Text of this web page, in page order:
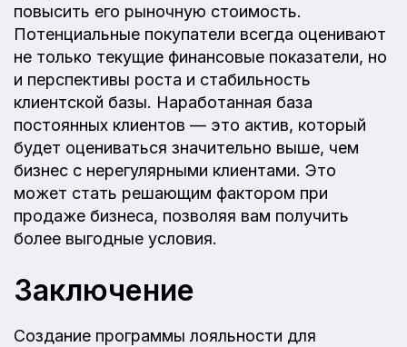
повысить его рыночную стоимость.
Потенциальные покупатели всегда оценивают
не только текущие финансовые показатели, но
и перспективы роста и стабильность
клиентской базы. Наработанная база
постоянных клиентов — это актив, который
будет оцениваться значительно выше, чем
бизнес с нерегулярными клиентами. Это
может стать решающим фактором при
продаже бизнеса, позволяя вам получить
более выгодные условия.
Заключение
Создание программы лояльности для